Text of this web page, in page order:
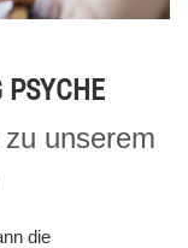
PSYCHE
unserem
die